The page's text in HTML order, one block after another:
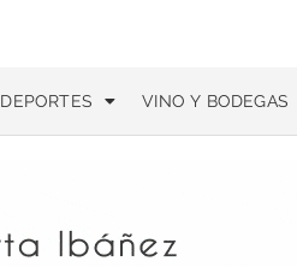
DEPORTES VINO Y BODEGAS